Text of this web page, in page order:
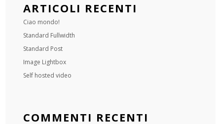
ARTICOLI RECENTI
Ciao mondo!
Standard Fullwidth
Standard Post
Image Lightbox
Self hosted video
COMMENTI RECENTI